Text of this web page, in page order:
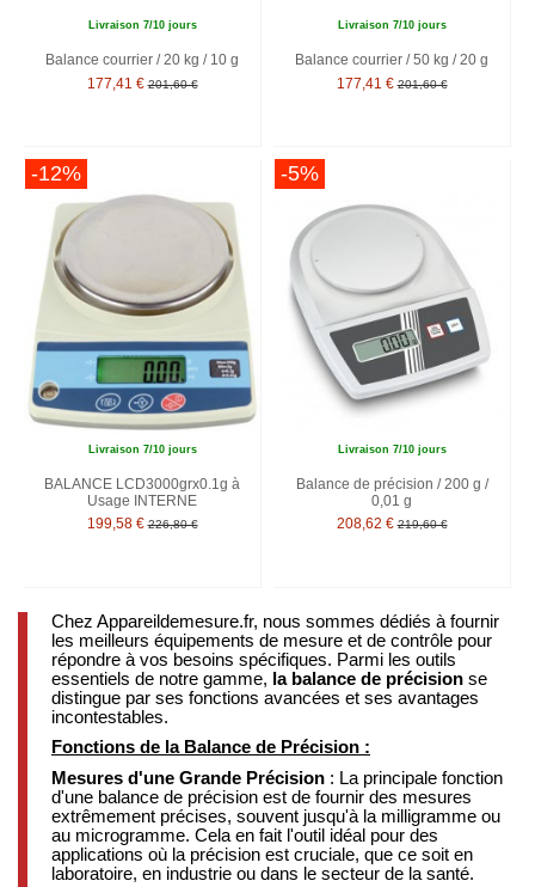
Livraison 7/10 jours
Balance courrier / 20 kg / 10 g
177,41 € 201,60 €
Livraison 7/10 jours
Balance courrier / 50 kg / 20 g
177,41 € 201,60 €
-12%
Livraison 7/10 jours
BALANCE LCD3000grx0.1g à
Usage INTERNE
199,58 € 226,80 €
-5%
Livraison 7/10 jours
Balance de précision / 200 g /
0,01 g
208,62 € 219,60 €
Chez Appareildemesure.fr, nous sommes dédiés à fournir
les meilleurs équipements de mesure et de contrôle pour
répondre à vos besoins spécifiques. Parmi les outils
essentiels de notre gamme, la balance de précision se
distingue par ses fonctions avancées et ses avantages
incontestables.
Fonctions de la Balance de Précision :
Mesures d'une Grande Précision : La principale fonction
d'une balance de précision est de fournir des mesures
extrêmement précises, souvent jusqu'à la milligramme ou
au microgramme. Cela en fait l'outil idéal pour des
applications où la précision est cruciale, que ce soit en
laboratoire, en industrie ou dans le secteur de la santé.